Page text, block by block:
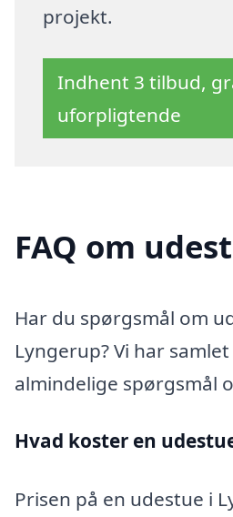
projekt.
Indhent 3 tilbud,
uforpligtende
FAQ om
Har du spørgsmål om
Lyngerup? Vi har
almindelige spørgsmål
Hvad koster en
Prisen på en udestue i